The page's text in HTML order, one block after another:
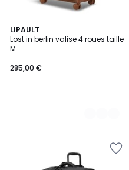
LIPAULT
Lost in berlin valise 4 roues taille
M
285,00 €
4
Couleurs